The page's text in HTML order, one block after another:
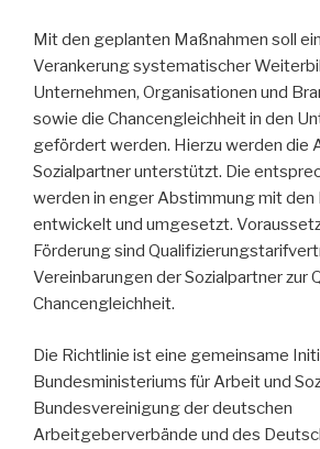
Mit den geplanten Maßnahmen soll
Verankerung systematischer
Unternehmen, Organisationen und
sowie die Chancengleichheit in den
gefördert werden. Hierzu werden die
Sozialpartner unterstützt. Die
werden in enger Abstimmung mit den
entwickelt und umgesetzt.
Förderung sind
Vereinbarungen der Sozialpartner zur
Chancengleichheit.
Die Richtlinie ist eine gemeinsame
Bundesministeriums für Arbeit und
Bundesvereinigung der deutschen
Arbeitgeberverbände und des